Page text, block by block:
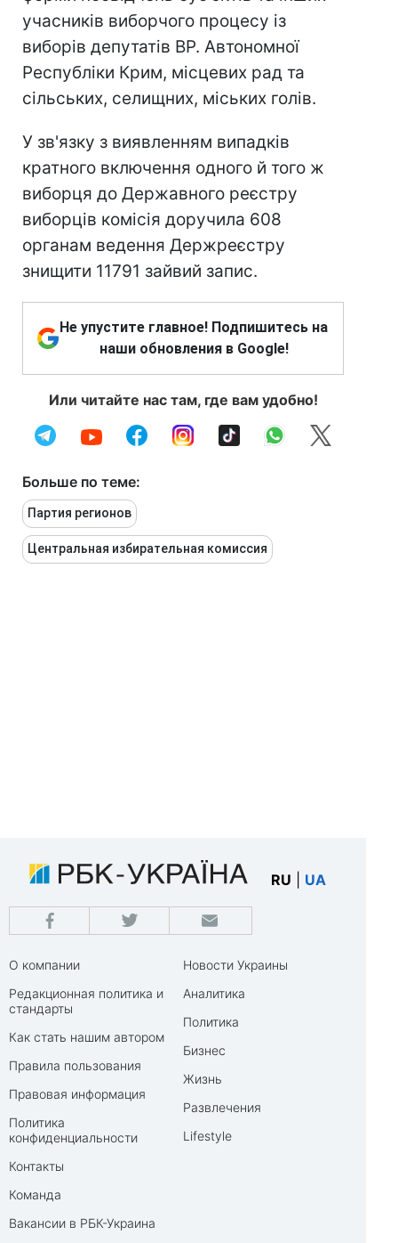
учасників виборчого процесу із
виборів депутатів ВР. Автономної
Республіки Крим, місцевих рад та
сільських, селищних, міських голів.
У зв'язку з виявленням випадків
кратного включення одного й того ж
виборця до Державного реєстру
виборців комісія доручила 608
органам ведення Держреєстру
знищити 11791 зайвий запис.
Не упустите главное! Подпишитесь на
наши обновления в Google!
Или читайте нас там, где вам удобно!
Больше по теме:
Партия регионов
Центральная избирательная комиссия
RU UA
О компании
Редакционная политика и
стандарты
Как стать нашим автором
Правила пользования
Правовая информация
Политика
конфиденциальности
Контакты
Команда
Вакансии в РБК-Украина
Новости Украины
Аналитика
Политика
Бизнес
Жизнь
Развлечения
Lifestyle